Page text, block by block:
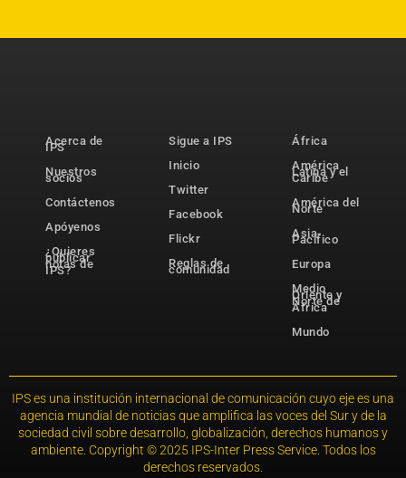
Acerca de
IPS
Nuestros
socios
Contáctenos
Apóyenos
¿Quieres
publicar
notas de
IPS?
Sigue a IPS
Inicio
Twitter
Facebook
Flickr
Reglas de
comunidad
África
América
Latina y el
Caribe
América del
Norte
Asia-
Pacífico
Europa
Medio
Oriente y
Norte de
África
Mundo
IPS es una institución internacional de comunicación cuyo eje es una
agencia mundial de noticias que amplifica las voces del Sur y de la
sociedad civil sobre desarrollo, globalización, derechos humanos y
ambiente. Copyright © 2025 IPS-Inter Press Service. Todos los
derechos reservados.